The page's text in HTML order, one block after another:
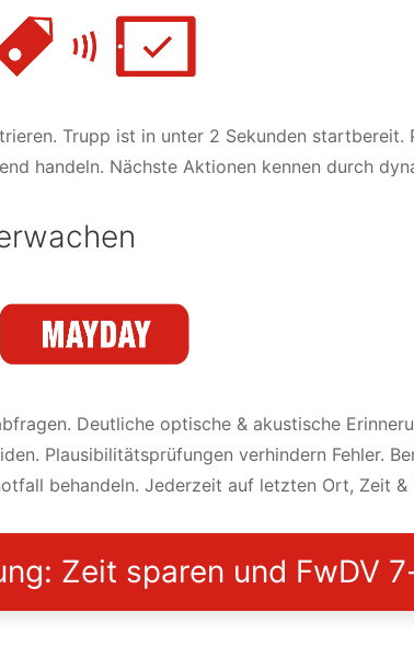
Trupp ist in unter 2 Sekunden startbereit.
handeln. Nächste Aktionen kennen durch
Deutliche optische & akustische
Plausibilitätsprüfungen verhindern Fehler.
behandeln. Jederzeit auf letzten Ort, Zeit
Zeit sparen und FwDV